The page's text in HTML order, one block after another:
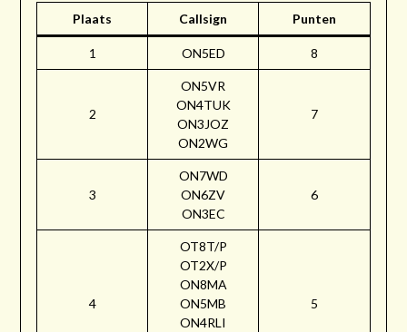
Plaats Callsign Punten
1 ON5ED 8
2
ON5VR
ON4TUK
ON3JOZ
ON2WG
7
3
ON7WD
ON6ZV
ON3EC
6
4
OT8T/P
OT2X/P
ON8MA
ON5MB
ON4RLI
5